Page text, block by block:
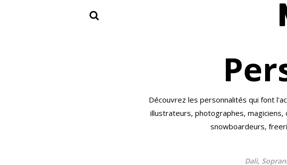
Découvrez les personnalités qui font
illustrateurs, photographes,
snowboardeurs,